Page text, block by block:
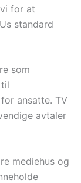
for at
standard
som
ansatte. TV
avtaler
mediehus og